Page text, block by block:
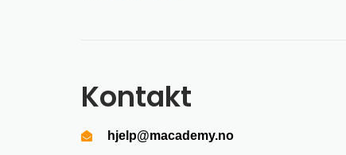
Kontakt
hjelp@macademy.no